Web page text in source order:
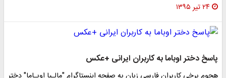
۲۴ تیر ۱۳۹۵
پاسخ دختر اوباما‌ به کاربران ایرانی +عکس